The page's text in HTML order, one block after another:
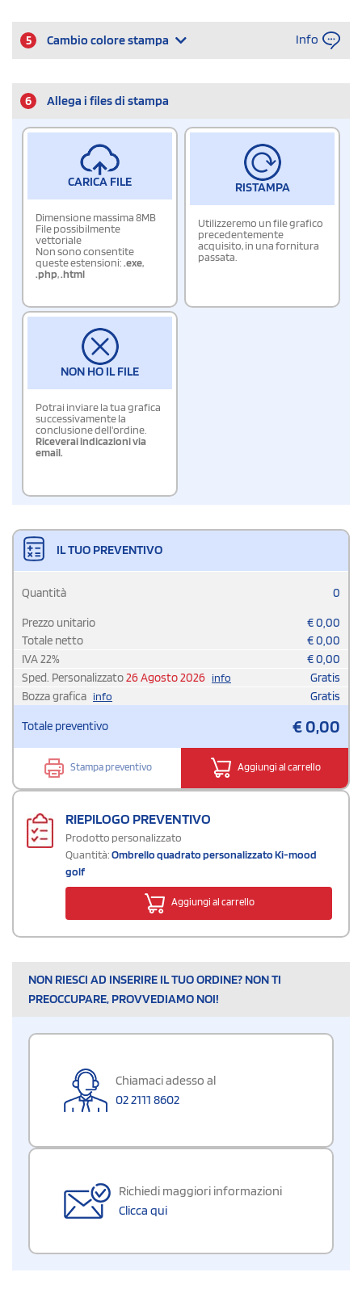
5 Cambio colore stampa Info
6 Allega i files di stampa
CARICA FILE
Dimensione massima 8MB
File possibilmente
vettoriale
Non sono consentite
queste estensioni:.exe,
.php,.html
RISTAMPA
Utilizzeremo un file grafico
precedentemente
acquisito, in una fornitura
passata.
NON HO IL FILE
Potrai inviare la tua grafica
successivamente la
conclusione dell'ordine.
Riceverai indicazioni via
email.
IL TUO PREVENTIVO
Quantità 0
Prezzo unitario €0,00
Totale netto
€0,00
IVA22% €0,00
Sped. Personalizzato26 Agosto 2026 info
Gratis
Bozza grafica info Gratis
Totale preventivo €0,00
Stampa preventivo Aggiungi al carrello
RIEPILOGO PREVENTIVO
Prodotto personalizzato
Quantità:Ombrello quadrato personalizzato Ki-mood
golf
Aggiungi al carrello
NON RIESCI AD INSERIRE IL TUO ORDINE? NON TI
PREOCCUPARE, PROVVEDIAMO NOI!
Chiamaci adesso al
02 2111 8602
Richiedi maggiori informazioni
Clicca qui